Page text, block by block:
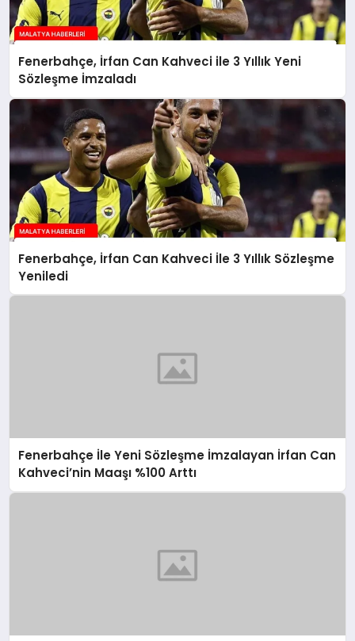
Fenerbahçe, İrfan Can Kahveci ile 3 Yıllık Yeni
Sözleşme İmzaladı
Fenerbahçe, İrfan Can Kahveci İle 3 Yıllık Sözleşme
Yeniledi
Fenerbahçe İle Yeni Sözleşme İmzalayan İrfan Can
Kahveci’nin Maaşı %100 Arttı